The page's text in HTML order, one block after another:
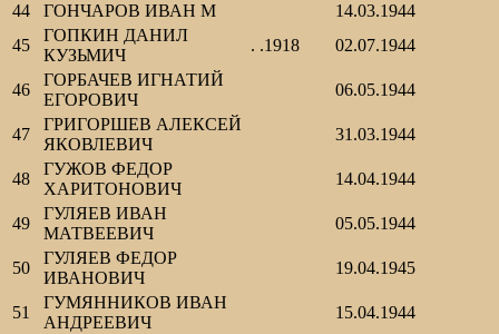
44
ГОНЧАРОВ ИВАН М
14.03.1944
45
ГОПКИН ДАНИЛ
КУЗЬМИЧ
. .1918 02.07.1944
46
ГОРБАЧЕВ ИГНАТИЙ
ЕГОРОВИЧ
06.05.1944
47
ГРИГОРШЕВ АЛЕКСЕЙ
ЯКОВЛЕВИЧ
31.03.1944
48
ГУЖОВ ФЕДОР
ХАРИТОНОВИЧ
14.04.1944
49
ГУЛЯЕВ ИВАН
МАТВЕЕВИЧ
05.05.1944
50
ГУЛЯЕВ ФЕДОР
ИВАНОВИЧ
19.04.1945
51
ГУМЯННИКОВ ИВАН
АНДРЕЕВИЧ
15.04.1944